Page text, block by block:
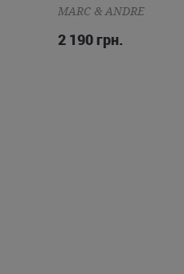
MARC & ANDRE
2 190 грн.